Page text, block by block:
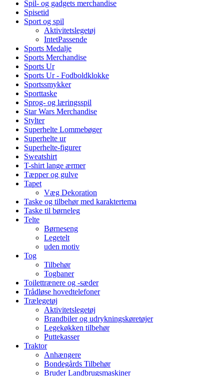
Spil- og gadgets merchandise
Spisetid
Sport og spil
Aktivitetslegetøj
IntetPassende
Sports Medalje
Sports Merchandise
Sports Ur
Sports Ur - Fodboldklokke
Sportssmykker
Sporttaske
Sprog- og læringsspil
Star Wars Merchandise
Stylter
Superhelte Lommebøger
Superhelte ur
Superhelte-figurer
Sweatshirt
T-shirt lange ærmer
Tæpper og gulve
Tapet
Væg Dekoration
Taske og tilbehør med karaktertema
Taske til børneleg
Telte
Børneseng
Legetelt
uden motiv
Tog
Tilbehør
Togbaner
Toilettrænere og -sæder
Trådløse hovedtelefoner
Trælegetøj
Aktivitetslegetøj
Brandbiler og udrykningskøretøjer
Legekøkken tilbehør
Puttekasser
Traktor
Anhængere
Bondegårds Tilbehør
Bruder Landbrugsmaskiner